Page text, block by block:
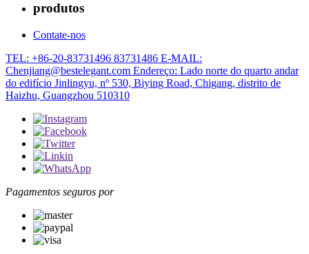
produtos
Contate-nos
TEL: +86-20-83731496 83731486 E-MAIL:
Chenjiang@bestelegant.com Endereço: Lado norte do quarto andar
do edifício Jinlingyu, nº 530, Biying Road, Chigang, distrito de
Haizhu, Guangzhou 510310
Pagamentos seguros por